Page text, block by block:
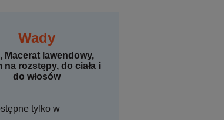
Wady
Macerat lawendowy,
na rozstępy, do ciała i
do włosów
tylko w